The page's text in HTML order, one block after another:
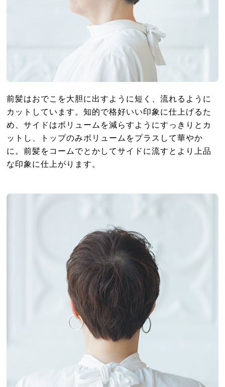
前髪はおでこを大胆に出すように短く、流れるように
カットしています。知的で格好いい印象に仕上げるた
め、サイドはボリュームを減らすようにすっきりとカ
ットし、トップのみボリュームをプラスして華やか
に。前髪をコームでとかしてサイドに流すとより上品
な印象に仕上がります。